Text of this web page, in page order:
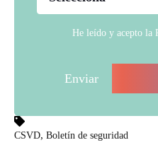
He leído y acepto la
CSVD, Boletín de seguridad